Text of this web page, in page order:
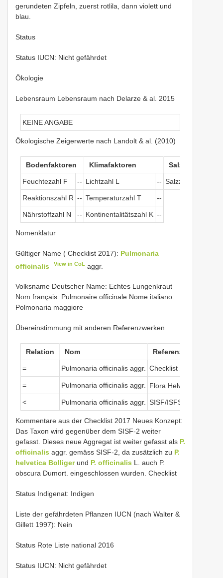
gerundeten Zipfeln, zuerst rotlila, dann violett und
blau.
Status
Status IUCN: Nicht gefährdet
Ökologie
Lebensraum Lebensraum nach Delarze & al. 2015
KEINE ANGABE
Ökologische Zeigerwerte nach Landolt & al. (2010)
Bodenfaktoren Klimafaktoren Salztoleranz
Feuchtezahl F -- Lichtzahl L -- Salzzeichen
Reaktionszahl R -- Temperaturzahl T --
Nährstoffzahl N -- Kontinentalitätszahl K --
Nomenklatur
Gültiger Name ( Checklist 2017): Pulmonaria
officinalis
View in CoL aggr.
Volksname Deutscher Name: Echtes Lungenkraut
Nom français: Pulmonaire officinale Nome italiano:
Polmonaria maggiore
Übereinstimmung mit anderen Referenzwerken
Relation Nom Referenzwerke
= Pulmonaria officinalis aggr. Checklist 2017
= Pulmonaria officinalis aggr. Flora Helvetica 2018
< Pulmonaria officinalis aggr. SISF/ISFS 2
Kommentare aus der Checklist 2017 Neues Konzept:
Das Taxon wird gegenüber dem SISF-2 weiter
gefasst. Dieses neue Aggregat ist weiter gefasst als P.
officinalis aggr. gemäss SISF-2, da zusätzlich zu P.
helvetica Bolligerund P. officinalis L. auch P.
obscura Dumort. eingeschlossen wurden. Checklist
Status Indigenat: Indigen
Liste der gefährdeten Pflanzen IUCN (nach Walter &
Gillett 1997): Nein
Status Rote Liste national 2016
Status IUCN: Nicht gefährdet